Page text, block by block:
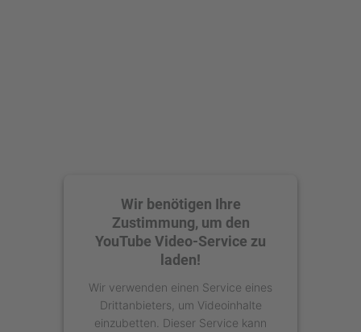
Wir benötigen Ihre
Zustimmung, um den
YouTube Video-Service zu
laden!
Wir verwenden einen Service eines
Drittanbieters, um Videoinhalte
einzubetten. Dieser Service kann